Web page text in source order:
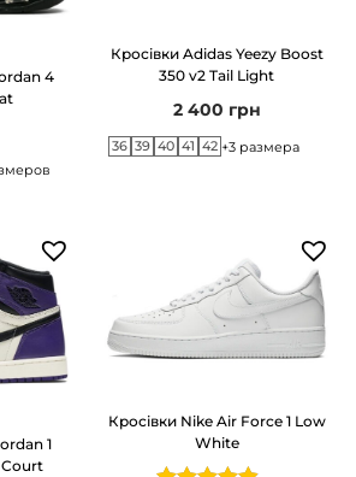
4
Кросівки Adidas Yeezy Boost
350 v2 Tail Light
2 400 грн
36 39 40 41 42 +3 размера
1
Court
Кросівки Nike Air Force 1 Low
White